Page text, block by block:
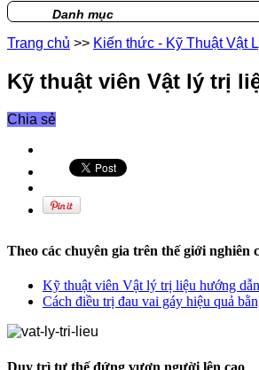
Danh mục
Trang chủ >> Kiến thức - Kỹ Thuật Vật
Kỹ thuật viên Vật lý trị
Chia sẻ
Theo các chuyên gia trên thế giới
Kỹ thuật viên Vật lý trị liệu hướng
Cách điều trị đau vai gáy hiệu quả